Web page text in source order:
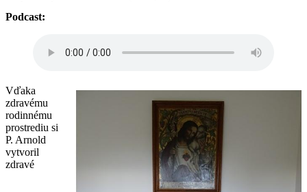
Podcast:
Vďaka
zdravému
rodinnému
prostrediu si
P. Arnold
vytvoril
zdravé